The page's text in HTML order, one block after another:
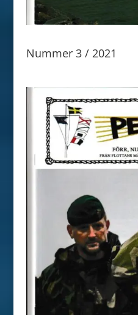
Nummer 3 / 2021